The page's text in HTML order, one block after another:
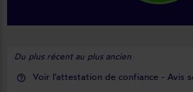
Du plus récent au plus ancien
help_outline Voir l'attestation de confiance - Avis